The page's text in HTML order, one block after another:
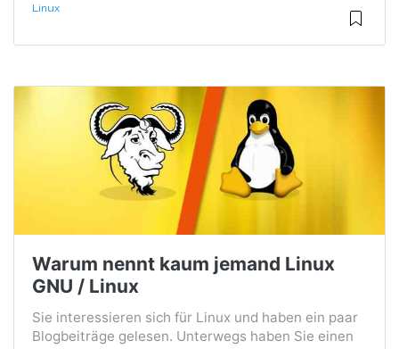
Linux
Warum nennt kaum jemand Linux
GNU / Linux
Sie interessieren sich für Linux und haben ein paar
Blogbeiträge gelesen. Unterwegs haben Sie einen